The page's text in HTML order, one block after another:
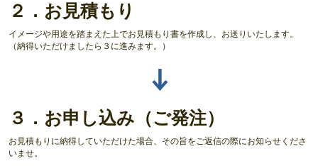
２．お見積もり
イメージや用途を踏まえた上でお見積もり書を作成し、お送りいたします。
（納得いただけましたら３に進みます。）
↓
３．お申し込み（ご発注）
お見積もりに納得していただけた場合、その旨をご返信の際にお知らせくださ
いませ。